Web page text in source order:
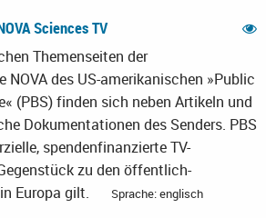
Sciences TV
Themenseiten der
NOVA des US-amerikanischen »Public
(PBS) finden sich neben Artikeln und
Dokumentationen des Senders. PBS
spendenfinanzierte TV-
zu den öffentlich-
Europa gilt.
Sprache: englisch